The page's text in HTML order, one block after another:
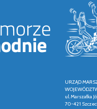
URZĄD
ul. Marszałka
70-421